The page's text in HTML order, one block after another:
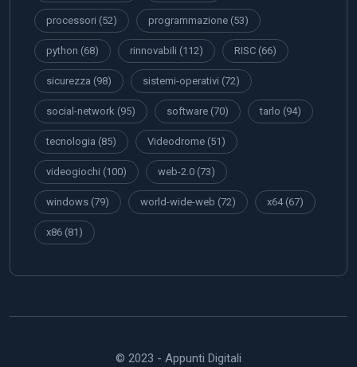
processori (52) programmazione (53)
python (68) rinnovabili (112) RISC (66)
sicurezza (98) sistemi-operativi (72)
social-network (95) software (70) tarlo (94)
tecnologia (85) Videodrome (51)
videogiochi (100) web-2.0 (73)
windows (79) world-wide-web (72) x64(67)
x86 (81)
© 2023 - Appunti Digitali